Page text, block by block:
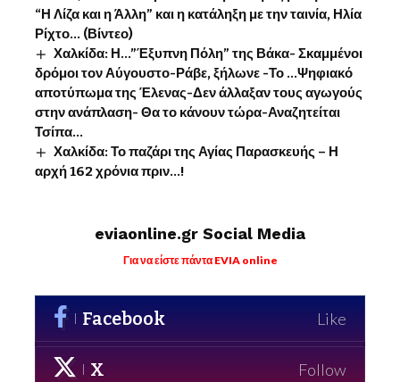
“Η Λίζα και η Άλλη” και η κατάληξη με την ταινία, Ηλία
Ρίχτο… (Βίντεο)
Χαλκίδα: Η…”Έξυπνη Πόλη” της Βάκα- Σκαμμένοι
δρόμοι τον Αύγουστο-Ράβε, ξήλωνε -Το …Ψηφιακό
αποτύπωμα της Έλενας-Δεν άλλαξαν τους αγωγούς
στην ανάπλαση- Θα το κάνουν τώρα-Αναζητείται
Τσίπα…
Χαλκίδα: Το παζάρι της Αγίας Παρασκευής – Η
αρχή 162 χρόνια πριν…!
eviaonline.gr Social Media
Για να είστε πάντα EVIA online
Facebook Like
X Follow